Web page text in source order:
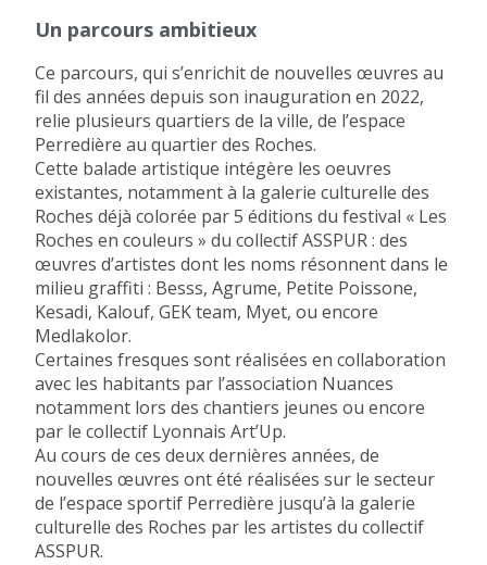
Un parcours ambitieux
Ce parcours, qui s’enrichit de nouvelles œuvres au
fil des années depuis son inauguration en 2022,
relie plusieurs quartiers de la ville, de l’espace
Perredière au quartier des Roches.
Cette balade artistique intégère les oeuvres
existantes, notamment à la galerie culturelle des
Roches déjà colorée par 5 éditions du festival « Les
Roches en couleurs » du collectif ASSPUR : des
œuvres d’artistes dont les noms résonnent dans le
milieu graffiti : Besss, Agrume, Petite Poissone,
Kesadi, Kalouf, GEK team, Myet, ou encore
Medlakolor.
Certaines fresques sont réalisées en collaboration
avec les habitants par l’association Nuances
notamment lors des chantiers jeunes ou encore
par le collectif Lyonnais Art’Up.
Au cours de ces deux dernières années, de
nouvelles œuvres ont été réalisées sur le secteur
de l’espace sportif Perredière jusqu’à la galerie
culturelle des Roches par les artistes du collectif
ASSPUR.